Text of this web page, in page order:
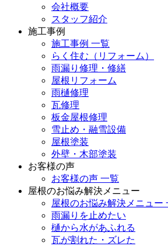
会社概要
スタッフ紹介
施工事例
施工事例 一覧
らく住む（リフォーム）
雨漏り修理・修繕
屋根リフォーム
雨樋修理
瓦修理
板金屋根修理
雪止め・融雪設備
屋根塗装
外壁・木部塗装
お客様の声
お客様の声 一覧
屋根のお悩み解決メニュー
屋根のお悩み解決メニュー
雨漏りを止めたい
樋から水があふれる
瓦が割れた・ズレた